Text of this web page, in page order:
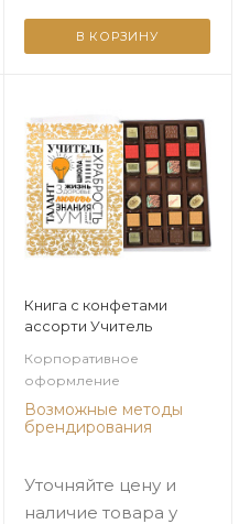
В КОРЗИНУ
Книга с конфетами
ассорти Учитель
Корпоративное
оформление
Возможные методы
брендирования
Уточняйте цену и
наличие товара у